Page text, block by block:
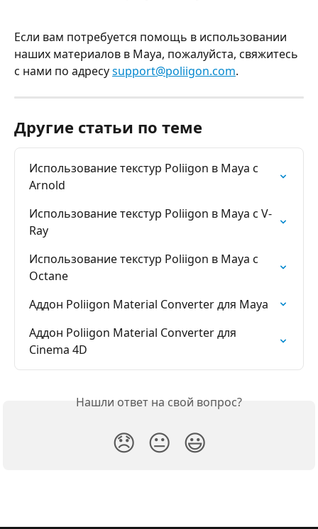
Если вам потребуется помощь в использовании
наших материалов в Maya, пожалуйста, свяжитесь
с нами по адресу support@poliigon.com.
Другие статьи по теме
Использование текстур Poliigon в Maya с
Arnold
Использование текстур Poliigon в Maya с V-
Ray
Использование текстур Poliigon в Maya с
Octane
Аддон Poliigon Material Converter для Maya
Аддон Poliigon Material Converter для
Cinema 4D
Нашли ответ на свой вопрос?
😞 😐 😃